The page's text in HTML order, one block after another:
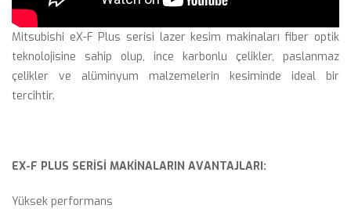
Mitsubishi eX-F Plus serisi lazer kesim makinaları fiber optik
teknolojisine sahip olup, ince karbonlu çelikler, paslanmaz
çelikler ve alüminyum malzemelerin kesiminde ideal bir
tercihtir.
EX-F PLUS SERİSİ MAKİNALARIN AVANTAJLARI:
Yüksek performan